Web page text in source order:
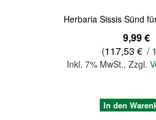
Herbaria Sissis Sünd
9,99 €
(117,53 € /
Inkl. 7% MwSt., Zzgl.
In den